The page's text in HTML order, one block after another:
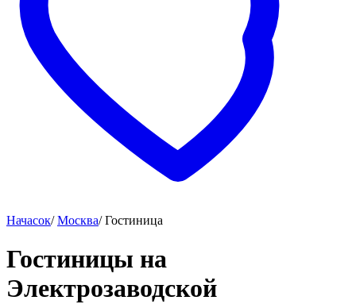
Начасок/ Москва/ Гостиница
Гостиницы на
Электрозаводской